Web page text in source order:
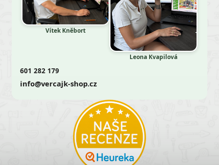
Vítek Kněbort
Leona Kvapilová
601 282 179
info@vercajk-shop.cz